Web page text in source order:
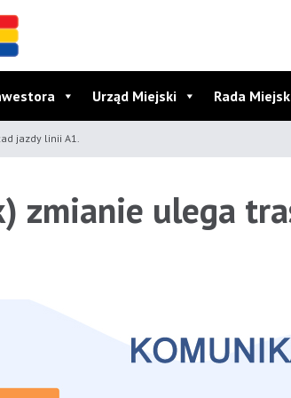
Urząd Miejski Rada
jazdy linii A1.
ulega